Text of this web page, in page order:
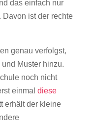
das einfach nur
ist der rechte
genau verfolgst,
Muster hinzu.
noch nicht
einmal diese
erhält der kleine